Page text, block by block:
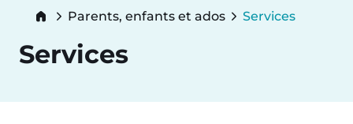
content
Breadcrumb
Parents, enfants et ados Services
Services